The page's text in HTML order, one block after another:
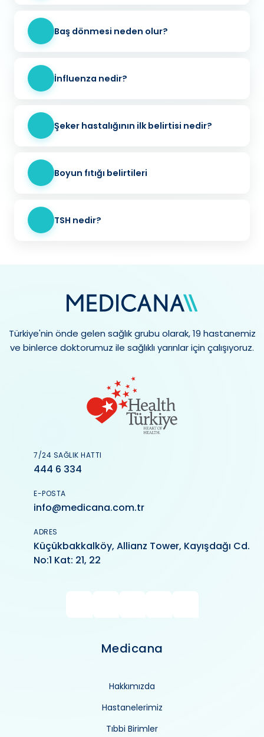
Baş dönmesi neden olur?
İnfluenza nedir?
Şeker hastalığının ilk belirtisi nedir?
Boyun fıtığı belirtileri
TSH nedir?
Türkiye'nin önde gelen sağlık grubu olarak, 19 hastanemiz
ve binlerce doktorumuz ile sağlıklı yarınlar için çalışıyoruz.
7/24 SAĞLIK HATTI
444 6 334
E-POSTA
info@medicana.com.tr
ADRES
Küçükbakkalköy, Allianz Tower, Kayışdağı Cd.
No:1 Kat: 21, 22
Medicana
Hakkımızda
Hastanelerimiz
Tıbbi Birimler